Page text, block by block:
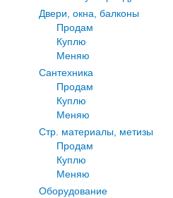
Двери, окна, балконы
Продам
Куплю
Меняю
Сантехника
Продам
Куплю
Меняю
Стр. материалы, метизы
Продам
Куплю
Меняю
Оборудование